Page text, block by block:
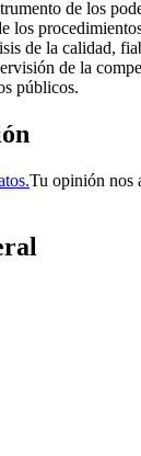
de los
los
de la calidad,
de la
públicos.
Tu opinión nos